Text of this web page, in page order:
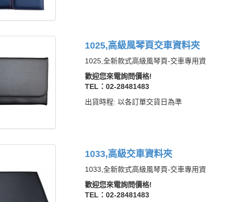
1025,高級風琴頁交車資料夾
1025,全新款式高級風琴頁-交車專用資
歡迎您來電詢問價格!
TEL：02-28481483
出貨時程: 以各訂單交貨日為準
1033,高級交車資料夾
1033,全新款式高級風琴頁-交車專用資
歡迎您來電詢問價格!
TEL：02-28481483